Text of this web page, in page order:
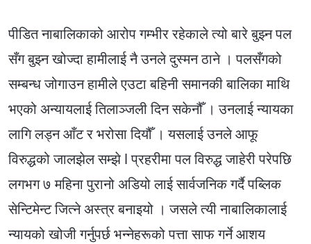
पीडित नाबालिकाको आरोप गम्भीर रहेकाले त्यो बारे बुझ्न पल
सँग बुझ्न खोज्दा हामीलाई नै उनले दुस्मन ठाने । पलसँगको
सम्बन्ध जोगाउन हामीले एउटा बहिनी समानकी बालिका माथि
भएको अन्यायलाई तिलाञ्जली दिन सकेनौँ । उनलाई न्यायका
लागि लड्न आँट र भरोसा दियौँ । यसलाई उनले आफू
विरुद्धको जालझेल सम्झे l प्रहरीमा पल विरुद्ध जाहेरी परेपछि
लगभग ७ महिना पुरानो अडियो लाई सार्वजनिक गर्दै पब्लिक
सेन्टिमेन्ट जित्ने अस्त्र बनाइयो । जसले त्यी नाबालिकालाई
न्यायको खोजी गर्नुपर्छ भन्नेहरूको पत्ता साफ गर्ने आशय